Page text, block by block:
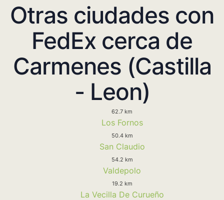
Otras ciudades con
FedEx cerca de
Carmenes (Castilla
- Leon)
62.7 km
Los Fornos
50.4 km
San Claudio
54.2 km
Valdepolo
19.2 km
La Vecilla De Curueño